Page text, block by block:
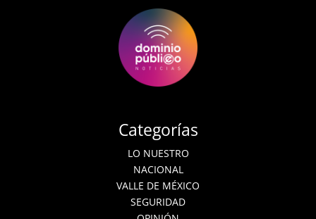
Categorías
LO NUESTRO
NACIONAL
VALLE DE MÉXICO
SEGURIDAD